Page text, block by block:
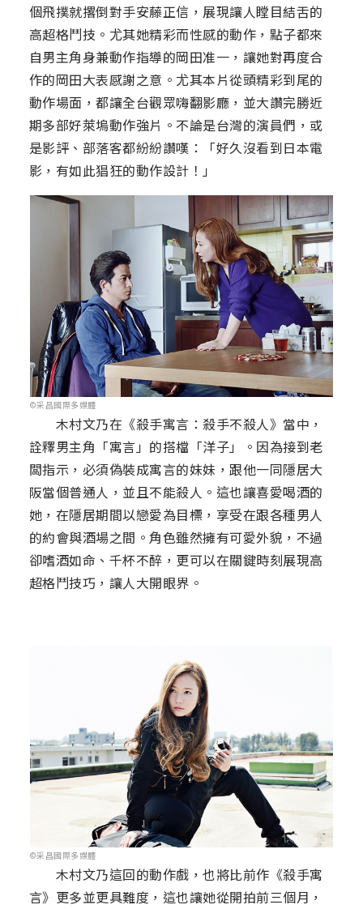
個飛撲就撂倒對手安藤正信，展現讓人瞠目結舌的
高超格鬥技。尤其她精彩而性感的動作，點子都來
自男主角身兼動作指導的岡田准一，讓她對再度合
作的岡田大表感謝之意。尤其本片從頭精彩到尾的
動作場面，都讓全台觀眾嗨翻影廳，並大讚完勝近
期多部好萊塢動作強片。不論是台灣的演員們，或
是影評、部落客都紛紛讚嘆：「好久沒看到日本電
影，有如此猖狂的動作設計！」
©采昌國際多媒體
木村文乃在《殺手寓言：殺手不殺人》當中，
詮釋男主角「寓言」的搭檔「洋子」。因為接到老
闆指示，必須偽裝成寓言的妹妹，跟他一同隱居大
阪當個普通人，並且不能殺人。這也讓喜愛喝酒的
她，在隱居期間以戀愛為目標，享受在跟各種男人
的約會與酒場之間。角色雖然擁有可愛外貌，不過
卻嗜酒如命、千杯不醉，更可以在關鍵時刻展現高
超格鬥技巧，讓人大開眼界。
©采昌國際多媒體
木村文乃這回的動作戲，也將比前作《殺手寓
言》更多並更具難度，這也讓她從開拍前三個月，